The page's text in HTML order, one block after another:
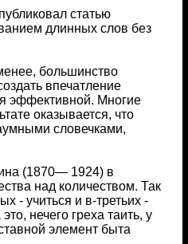
статью
длинных слов без
большинство
впечатление
эффективной. Многие
оказывается, что
словечками,
(1870— 1924) в
над количеством. Так
- учиться и в-третьих -
нечего греха таить, у
элемент быта